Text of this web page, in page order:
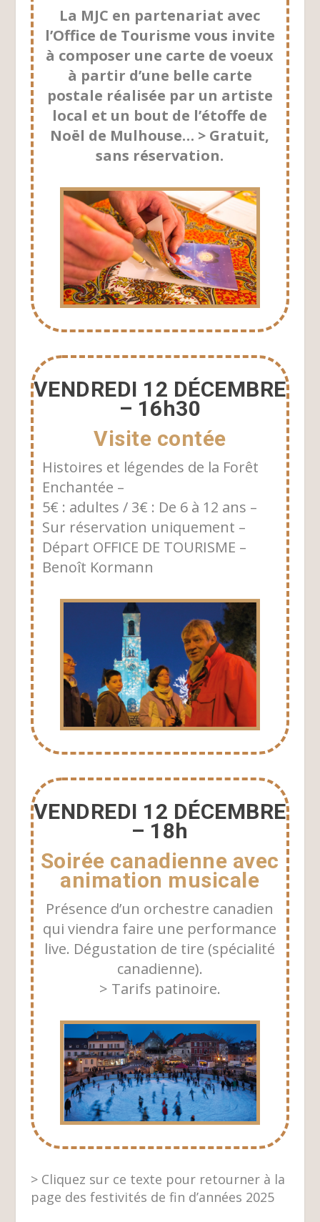
La MJC en partenariat avec
l’Office de Tourisme vous invite
à composer une carte de voeux
à partir d’une belle carte
postale réalisée par un artiste
local et un bout de l’étoffe de
Noël de Mulhouse… > Gratuit,
sans réservation.
VENDREDI 12 DÉCEMBRE
– 16h30
Visite contée
Histoires et légendes de la Forêt
Enchantée –
5€ : adultes / 3€ : De 6 à 12 ans –
Sur réservation uniquement –
Départ OFFICE DE TOURISME –
Benoît Kormann
VENDREDI 12 DÉCEMBRE
– 18h
Soirée canadienne avec
animation musicale
Présence d’un orchestre canadien
qui viendra faire une performance
live. Dégustation de tire (spécialité
canadienne).
> Tarifs patinoire.
> Cliquez sur ce texte pour retourner à la
page des festivités de fin d’années 2025